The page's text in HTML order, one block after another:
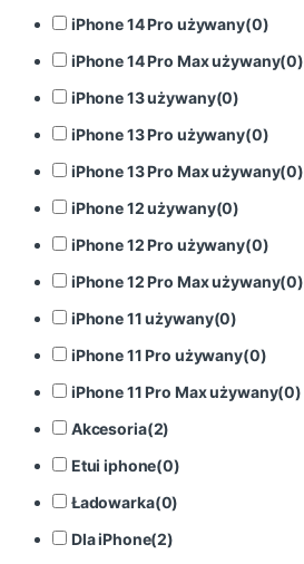
iPhone 14 Pro używany(0)
iPhone 14 Pro Max używany(0)
iPhone 13 używany(0)
iPhone 13 Pro używany(0)
iPhone 13 Pro Max używany(0)
iPhone 12 używany(0)
iPhone 12 Pro używany(0)
iPhone 12 Pro Max używany(0)
iPhone 11 używany(0)
iPhone 11 Pro używany(0)
iPhone 11 Pro Max używany(0)
Akcesoria(2)
Etui iphone(0)
Ładowarka(0)
Dla iPhone(2)